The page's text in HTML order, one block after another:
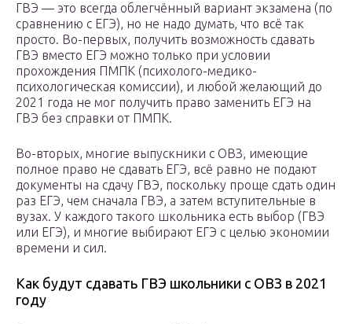
ГВЭ — это всегда облегчённый вариант экзамена (по
сравнению с ЕГЭ), но не надо думать, что всё так
просто. Во-первых, получить возможность сдавать
ГВЭ вместо ЕГЭ можно только при условии
прохождения ПМПК (психолого-медико-
психологическая комиссии), и любой желающий до
2021 года не мог получить право заменить ЕГЭ на
ГВЭ без справки от ПМПК.
Во-вторых, многие выпускники с ОВЗ, имеющие
полное право не сдавать ЕГЭ, всё равно не подают
документы на сдачу ГВЭ, поскольку проще сдать один
раз ЕГЭ, чем сначала ГВЭ, а затем вступительные в
вузах. У каждого такого школьника есть выбор (ГВЭ
или ЕГЭ), и многие выбирают ЕГЭ с целью экономии
времени и сил.
Как будут сдавать ГВЭ школьники с ОВЗ в 2021
году